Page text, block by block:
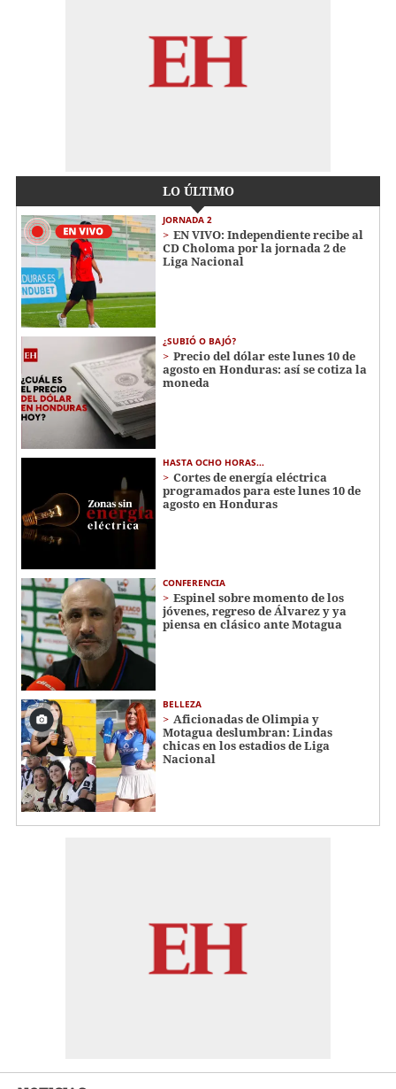
LO ÚLTIMO
JORNADA 2
EN VIVO: Independiente recibe al
CD Choloma por la jornada 2 de
Liga Nacional
¿SUBIÓ O BAJÓ?
Precio del dólar este lunes 10 de
agosto en Honduras: así se cotiza la
moneda
HASTA OCHO HORAS...
Cortes de energía eléctrica
programados para este lunes 10 de
agosto en Honduras
CONFERENCIA
Espinel sobre momento de los
jóvenes, regreso de Álvarez y ya
piensa en clásico ante Motagua
BELLEZA
Aficionadas de Olimpia y
Motagua deslumbran: Lindas
chicas en los estadios de Liga
Nacional